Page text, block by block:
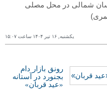
شمالی در محل مصلی
یکشنبه, ١۶ تیر ١۴۰۴ ساعت ١۵:۰٧
رونق بازار دام
بجنورد در آستانه
«عید قربان»